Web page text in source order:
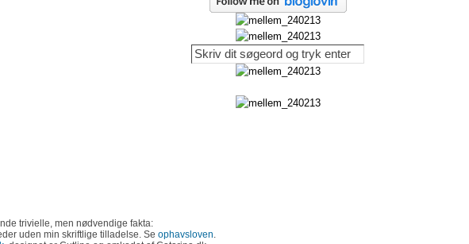
trivielle, men nødvendige fakta:
uden min skriftlige tilladelse. Se ophavsloven.